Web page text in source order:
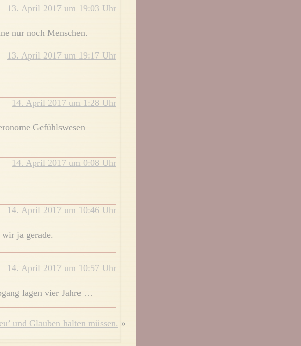
13. April 2017 um 19:03 Uhr
nur noch Menschen.
13. April 2017 um 19:17 Uhr
14. April 2017 um 1:28 Uhr
Gefühlswesen
14. April 2017 um 0:08 Uhr
14. April 2017 um 10:46 Uhr
ja gerade.
14. April 2017 um 10:57 Uhr
lagen vier Jahre …
und Glauben halten müssen. »